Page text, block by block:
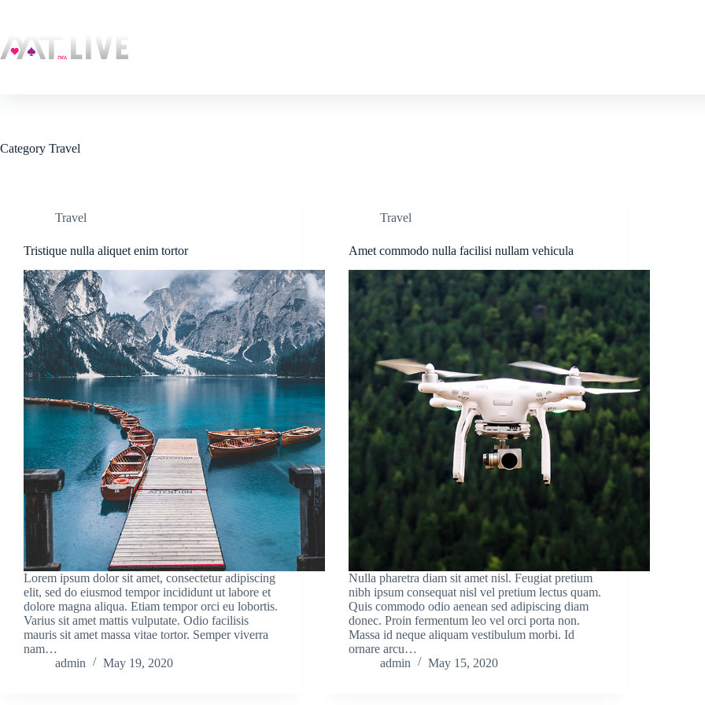
Category Travel
Travel
Tristique nulla aliquet enim tortor
Lorem ipsum dolor sit amet, consectetur adipiscing
elit, sed do eiusmod tempor incididunt ut labore et
dolore magna aliqua. Etiam tempor orci eu lobortis.
Varius sit amet mattis vulputate. Odio facilisis
mauris sit amet massa vitae tortor. Semper viverra
nam…
admin
May 19, 2020
Travel
Amet commodo nulla facilisi nullam vehicula
Nulla pharetra diam sit amet nisl. Feugiat pretium
nibh ipsum consequat nisl vel pretium lectus quam.
Quis commodo odio aenean sed adipiscing diam
donec. Proin fermentum leo vel orci porta non.
Massa id neque aliquam vestibulum morbi. Id
ornare arcu…
admin
May 15, 2020